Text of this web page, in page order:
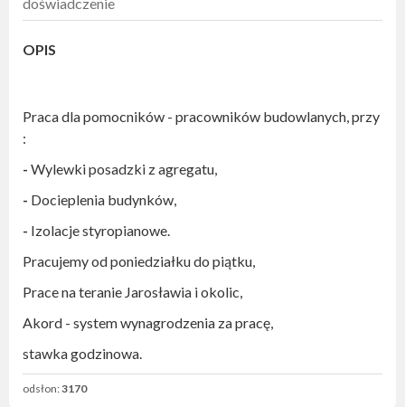
OPIS
Praca dla pomocników - pracowników budowlanych, przy
:
- Wylewki posadzki z agregatu,
- Docieplenia budynków,
- Izolacje styropianowe.
Pracujemy od poniedziałku do piątku,
Prace na teranie Jarosławia i okolic,
Akord - system wynagrodzenia za pracę,
stawka godzinowa.
odsłon:3170